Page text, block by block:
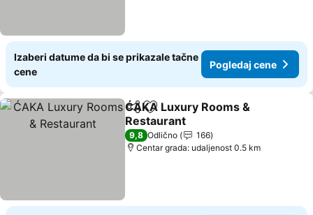
Izaberi datume da bi se prikazale tačne
cene
Pogledaj cene
Deli Dodati u favorite
ĆAKA Luxury Rooms &
Restaurant
Pogledaj cene
9,8 Odlično
166
Centar grada: udaljenost 0.5 km